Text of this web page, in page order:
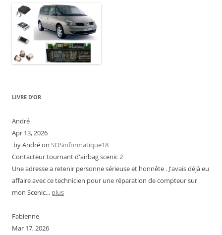
LIVRE D’OR
André
Apr 13, 2026
byAndréon SOSinformatique18
Contacteur tournant d'airbag scenic 2
Une adresse a retenir personne sérieuse et honnête . J'avais déjà eu
affaire avec ce technicien pour une réparation de compteur sur
mon Scenic... plus
Fabienne
Mar 17, 2026